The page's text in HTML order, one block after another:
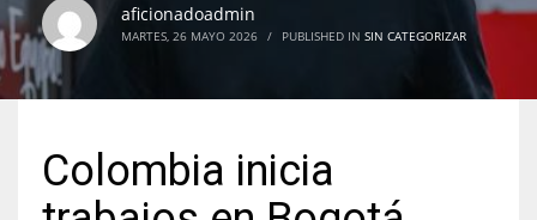
aficionadoadmin
MARTES, 26 MAYO 2026 / PUBLISHED IN SIN CATEGORIZAR
Colombia inicia